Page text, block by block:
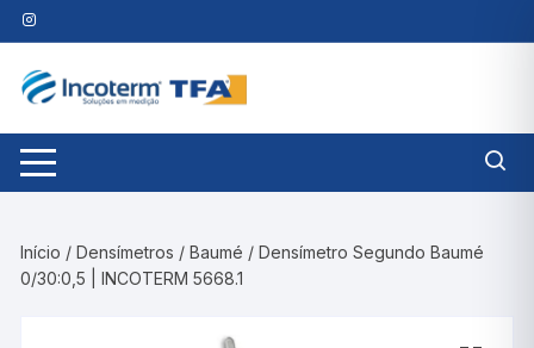
Pular
para
conteúdo
Início /Densímetros /Baumé / Densímetro Segundo Baumé
0/30:0,5 | INCOTERM 5668.1